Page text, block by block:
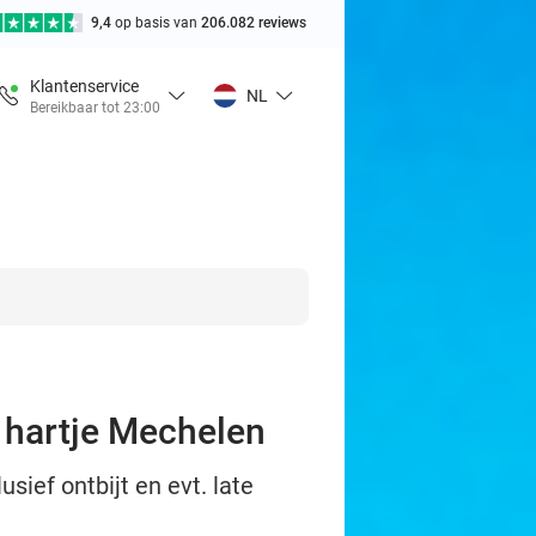
9,4 op basis van 206.082 reviews
Klantenservice
Bereikbaar tot 23:00
NL
Mechelen
ontbijt en evt. late